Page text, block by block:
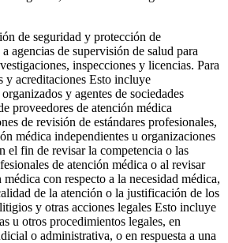
de seguridad y protección de
agencias de supervisión de salud para
inspecciones y licencias. Para
y acreditaciones Esto incluye
y agentes de sociedades
proveedores de atención médica
de revisión de estándares profesionales,
médica independientes u organizaciones
el fin de revisar la competencia o las
de atención médica o al revisar
con respecto a la necesidad médica,
de la atención o la justificación de los
y otras acciones legales Esto incluye
u otros procedimientos legales, en
o administrativa, o en respuesta a una